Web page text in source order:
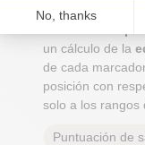
cardiovascular,
un cálculo de la
de cada
posición con
solo a los rangos
Puntuación de